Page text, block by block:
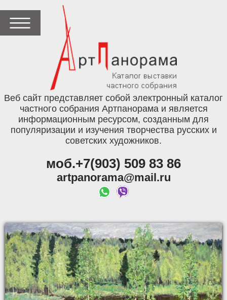
Веб сайт представляет собой электронный каталог
частного собрания Артпанорама и является
информационным ресурсом, созданным для
популяризации и изучения творчества русских и
советских художников.
моб.+7(903) 509 83 86
artpanorama@mail.ru